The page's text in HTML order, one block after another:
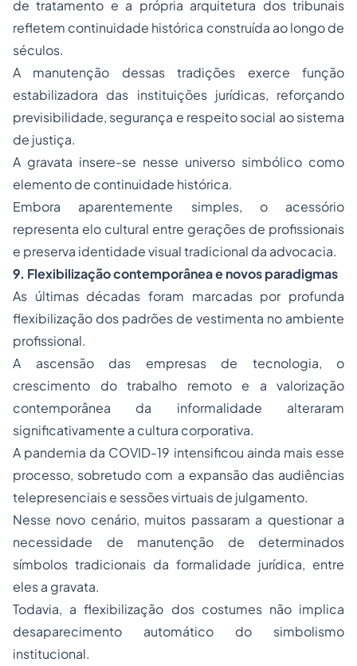
de tratamento e a própria arquitetura dos tribunais
refletem continuidade histórica construída ao longo de
séculos.
A manutenção dessas tradições exerce função
estabilizadora das instituições jurídicas, reforçando
previsibilidade, segurança e respeito social ao sistema
de justiça.
A gravata insere-se nesse universo simbólico como
elemento de continuidade histórica.
Embora aparentemente simples, o acessório
representa elo cultural entre gerações de profissionais
e preserva identidade visual tradicional da advocacia.
9. Flexibilização contemporânea e novos paradigmas
As últimas décadas foram marcadas por profunda
flexibilização dos padrões de vestimenta no ambiente
profissional.
A ascensão das empresas de tecnologia, o
crescimento do trabalho remoto e a valorização
contemporânea da informalidade alteraram
significativamente a cultura corporativa.
A pandemia da COVID-19 intensificou ainda mais esse
processo, sobretudo com a expansão das audiências
telepresenciais e sessões virtuais de julgamento.
Nesse novo cenário, muitos passaram a questionar a
necessidade de manutenção de determinados
símbolos tradicionais da formalidade jurídica, entre
eles a gravata.
Todavia, a flexibilização dos costumes não implica
desaparecimento automático do simbolismo
institucional.